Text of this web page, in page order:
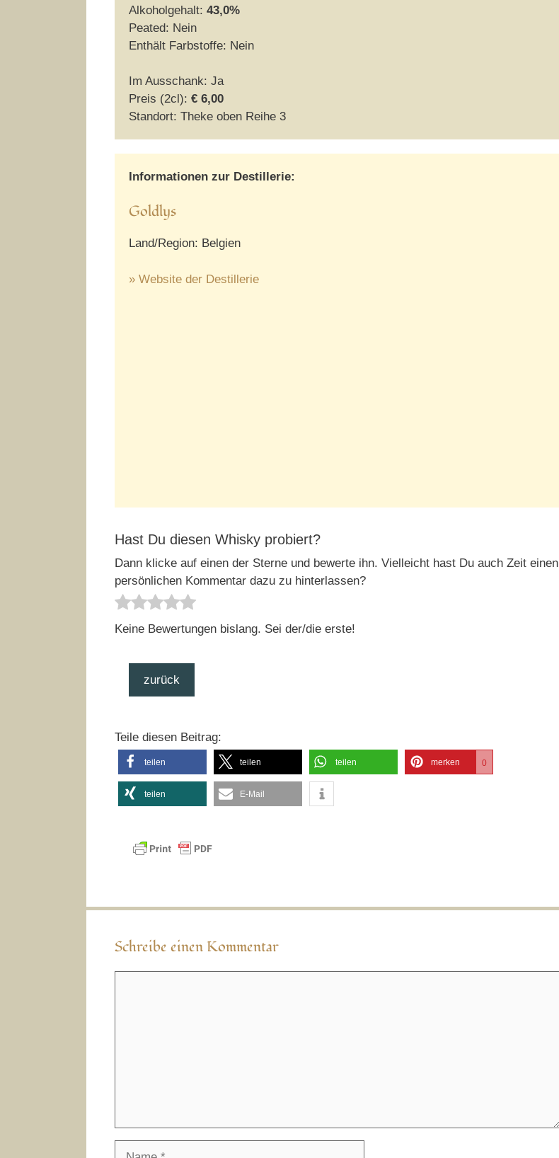
Alkoholgehalt: 43,0%
Peated: Nein
Enthält Farbstoffe: Nein
Im Ausschank: Ja
Preis (2cl): € 6,00
Standort: Theke oben Reihe 3
Informationen zur Destillerie:
Goldlys
Land/Region: Belgien
» Website der Destillerie
Hast Du diesen Whisky probiert?
Dann klicke auf einen der Sterne und bewerte ihn. Vielleicht hast Du auch Zeit einen
persönlichen Kommentar dazu zu hinterlassen?
Keine Bewertungen bislang. Sei der/die erste!
zurück
Teile diesen Beitrag:
teilen teilen teilen merken 0
teilen E-Mail
Schreibe einen Kommentar